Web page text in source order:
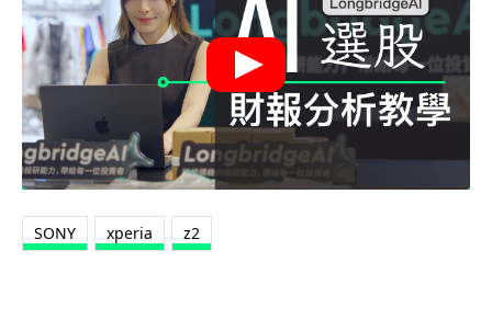
SONY xperia z2